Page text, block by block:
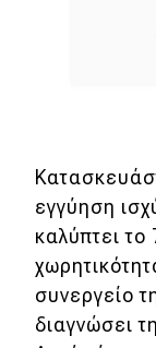
εγγύηση
καλύπτει το
συνεργείο
διαγνώσει